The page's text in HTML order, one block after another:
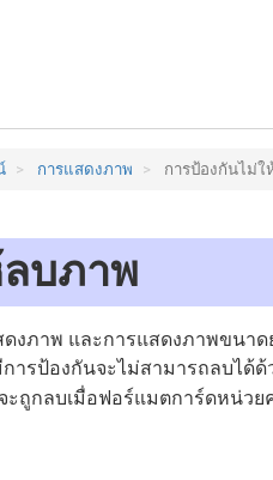
การแสดงภาพ การป้องกันไม่ใ
บภาพ
งภาพ และการแสดงภาพขนาด
ารป้องกันจะไม่สามารถลบได้ด้
ถูกลบเมื่อฟอร์แมตการ์ดหน่วย